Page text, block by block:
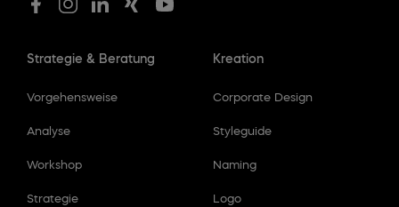
Strategie & Beratung
Vorgehensweise
Analyse
Workshop
Strategie
Kreation
Corporate Design
Styleguide
Naming
Logo